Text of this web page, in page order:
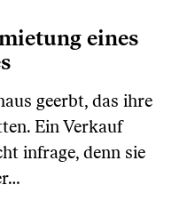
eines
geerbt, das ihre
Ein Verkauf
infrage, denn sie